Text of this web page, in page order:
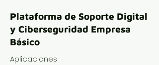
Plataforma de Soporte Digital
y Ciberseguridad Empresa
Básico
Aplicaciones